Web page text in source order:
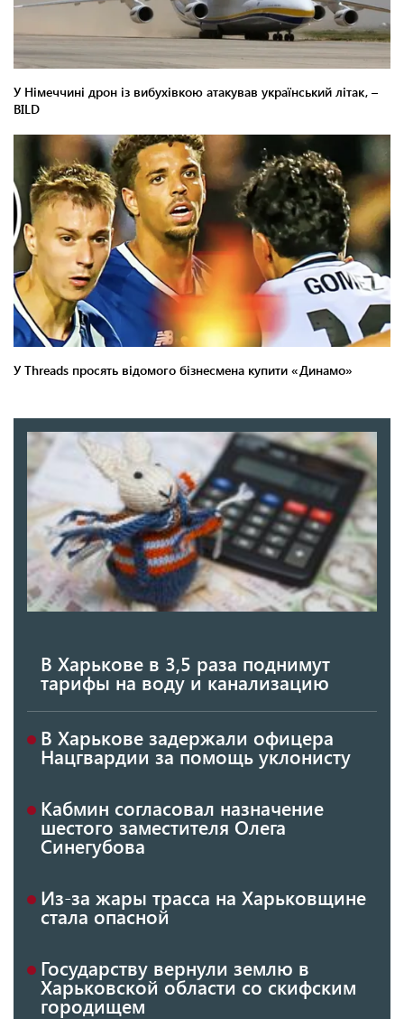
В Харькове в 3,5 раза поднимут
тарифы на воду и канализацию
В Харькове задержали офицера
Нацгвардии за помощь уклонисту
Кабмин согласовал назначение
шестого заместителя Олега
Синегубова
Из-за жары трасса на Харьковщине
стала опасной
Государству вернули землю в
Харьковской области со скифским
городищем